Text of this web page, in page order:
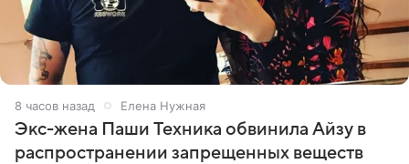
8 часов назад Елена Нужная
Экс-жена Паши Техника обвинила Айзу в
распространении запрещенных веществ